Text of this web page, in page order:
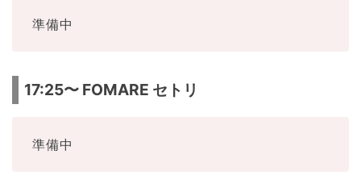
準備中
17:25〜 FOMARE セトリ
準備中